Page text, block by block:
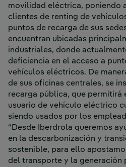
movilidad eléctrica, poniendo
clientes de renting de
puntos de recarga de sus
encuentran ubicadas
industriales, donde
deficiencia en el acceso a
vehículos eléctricos. De
de sus oficinas centrales, se
recarga pública, que permitirá
usuario de vehículo eléctrico
siendo usados por los
“Desde Iberdrola queremos
en la descarbonización y
sostenible, para ello
del transporte y la generación